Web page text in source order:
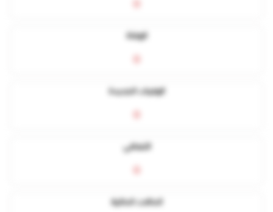
0
الوفاة
0
الوفيات الجديدة
0
التعافي
0
الحالات الحالية